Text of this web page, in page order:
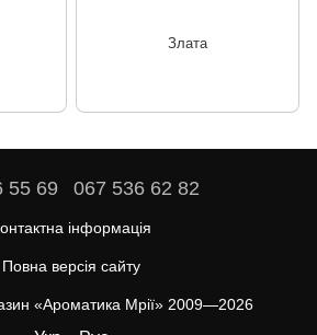
Злата
55 69 067 536 62 82
інформація
Повна версія сайту
«Ароматика Мрії» 2009—2026